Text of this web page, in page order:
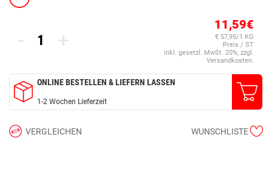
- +
11,59€
€ 57,95/1 KG
Preis / ST
inkl. gesetzl. MwSt. 20%, zzgl.
Versandkosten.
ONLINE BESTELLEN & LIEFERN LASSEN
1-2 Wochen Lieferzeit
VERGLEICHEN WUNSCHLISTE